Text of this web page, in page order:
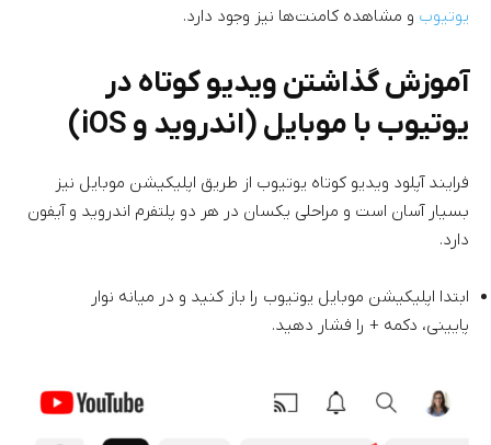
یوتیوب و مشاهده کامنت‌ها نیز وجود دارد.
آموزش گذاشتن ویدیو کوتاه در
یوتیوب با موبایل (اندروید و iOS)
فرایند آپلود ویدیو کوتاه یوتیوب از طریق اپلیکیشن موبایل نیز
بسیار آسان است و مراحلی یکسان در هر دو پلتفرم اندروید و آیفون
دارد.
ابتدا اپلیکیشن موبایل یوتیوب را باز کنید و در میانه نوار
پایینی، دکمه + را فشار دهید.